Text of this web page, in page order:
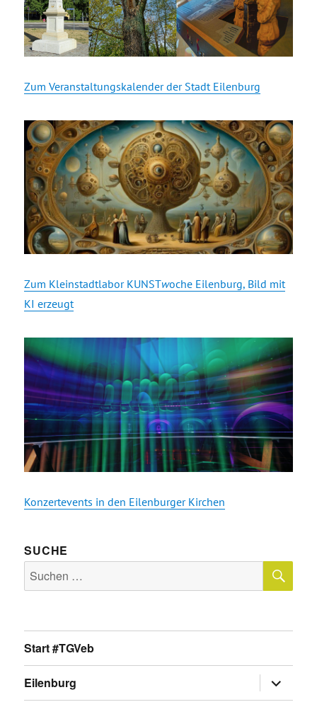
Zum Veranstaltungskalender der Stadt Eilenburg
Zum Kleinstadtlabor KUNSTwoche Eilenburg, Bild mit
KI erzeugt
Konzertevents in den Eilenburger Kirchen
SUCHE
Suche
nach:
Start #TGVeb
Eilenburg anzeigen